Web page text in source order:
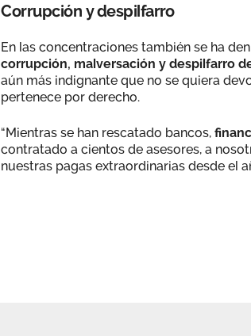
Corrupción y despilfarro
En las concentraciones también se ha
corrupción, malversación y despilfarro
aún más indignante que no se quiera
pertenece por derecho.
“Mientras se han rescatado bancos,
contratado a cientos de asesores, a
nuestras pagas extraordinarias desde el